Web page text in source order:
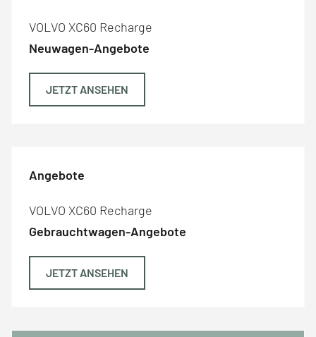
VOLVO XC60 Recharge
Neuwagen-Angebote
JETZT ANSEHEN
Angebote
VOLVO XC60 Recharge
Gebrauchtwagen-Angebote
JETZT ANSEHEN